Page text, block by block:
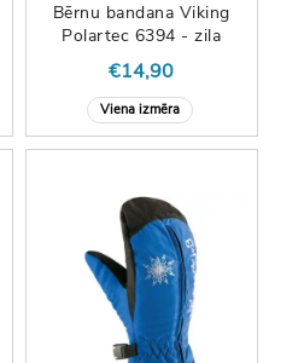
Bērnu bandana Viking
Polartec 6394 - zila
€14,90
Viena izmēra